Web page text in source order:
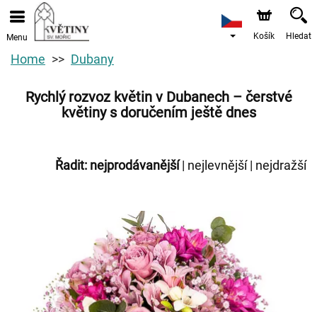
Menu Košík Hledat
Home Dubany
Rychlý rozvoz květin v Dubanech – čerstvé
květiny s doručením ještě dnes
Řadit: nejprodávanější| nejlevnější| nejdražší